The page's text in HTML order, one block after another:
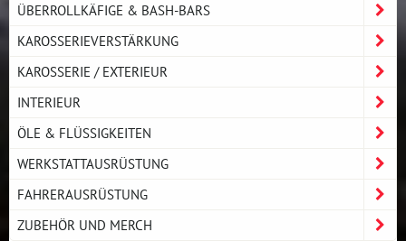
ÜBERROLLKÄFIGE & BASH-BARS
KAROSSERIEVERSTÄRKUNG
KAROSSERIE / EXTERIEUR
INTERIEUR
ÖLE & FLÜSSIGKEITEN
WERKSTATTAUSRÜSTUNG
FAHRERAUSRÜSTUNG
ZUBEHÖR UND MERCH